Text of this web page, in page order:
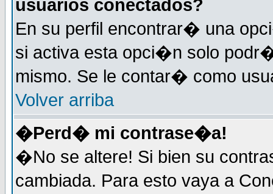
usuarios conectados?
En su perfil encontrar� una
si activa esta opci�n solo
mismo. Se le contar� como
Volver arriba
�Perd� mi contrase�a!
�No se altere! Si bien su
cambiada. Para esto vaya a